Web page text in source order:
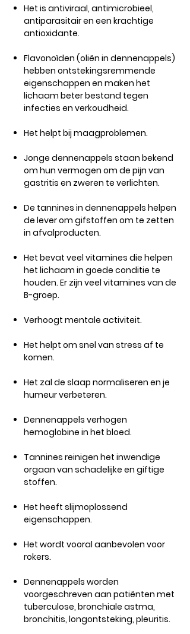
Het is antiviraal, antimicrobieel,
antiparasitair en een krachtige
antioxidante.
Flavonoïden (oliën in dennenappels)
hebben ontstekingsremmende
eigenschappen en maken het
lichaam beter bestand tegen
infecties en verkoudheid.
Het helpt bij maagproblemen.​
Jonge dennenappels staan ​​bekend
om hun vermogen om de pijn van
gastritis en zweren te verlichten.
De tannines in dennenappels helpen
de lever om gifstoffen om te zetten
in afvalproducten.
Het bevat veel vitamines die helpen
het lichaam in goede conditie te
houden. Er zijn veel vitamines van de
B-groep.
Verhoogt mentale activiteit.
Het helpt om snel van stress af te
komen.
Het zal de slaap normaliseren en je
humeur verbeteren.
Dennenappels verhogen
hemoglobine in het bloed.
Tannines reinigen het inwendige
orgaan van schadelijke en giftige
stoffen.
Het heeft slijmoplossend
eigenschappen.
Het wordt vooral aanbevolen voor
rokers.
Dennenappels worden
voorgeschreven aan patiënten met
tuberculose, bronchiale astma,
bronchitis, longontsteking, pleuritis.